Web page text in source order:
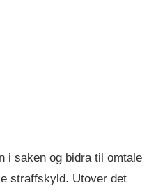
i saken og bidra til omtale
straffskyld. Utover det